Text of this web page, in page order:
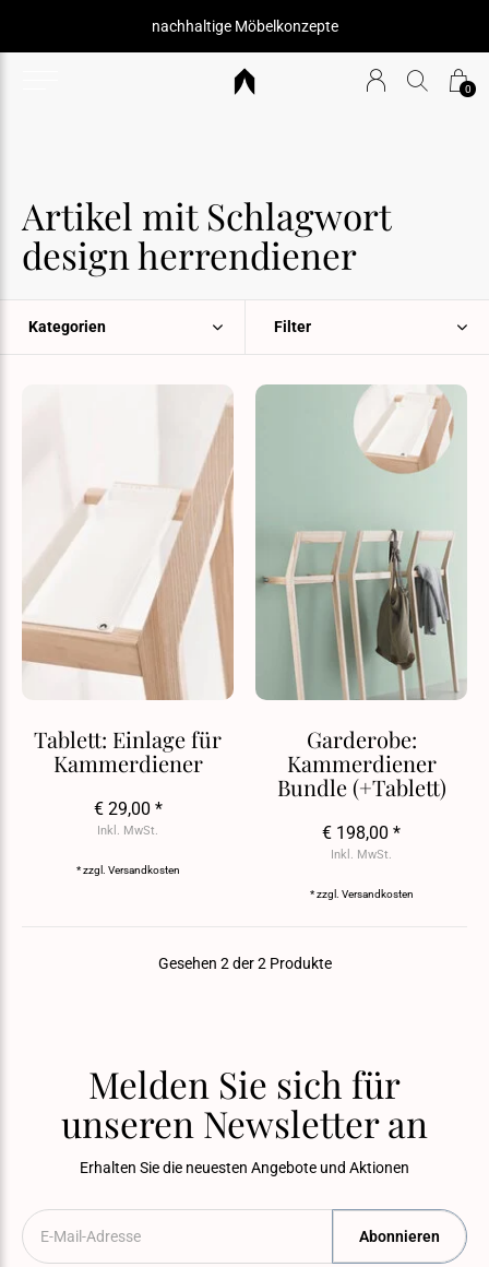
0
nachhaltige Möbelkonzepte
Artikel mit Schlagwort
design herrendiener
Kategorien Filter
Tablett: Einlage für
Kammerdiener
€ 29,00 *
Inkl. MwSt.
* zzgl. Versandkosten
Garderobe:
Kammerdiener
Bundle (+Tablett)
€ 198,00 *
Inkl. MwSt.
* zzgl. Versandkosten
Gesehen 2 der 2 Produkte
Melden Sie sich für
unseren Newsletter an
Erhalten Sie die neuesten Angebote und Aktionen
Abonnieren